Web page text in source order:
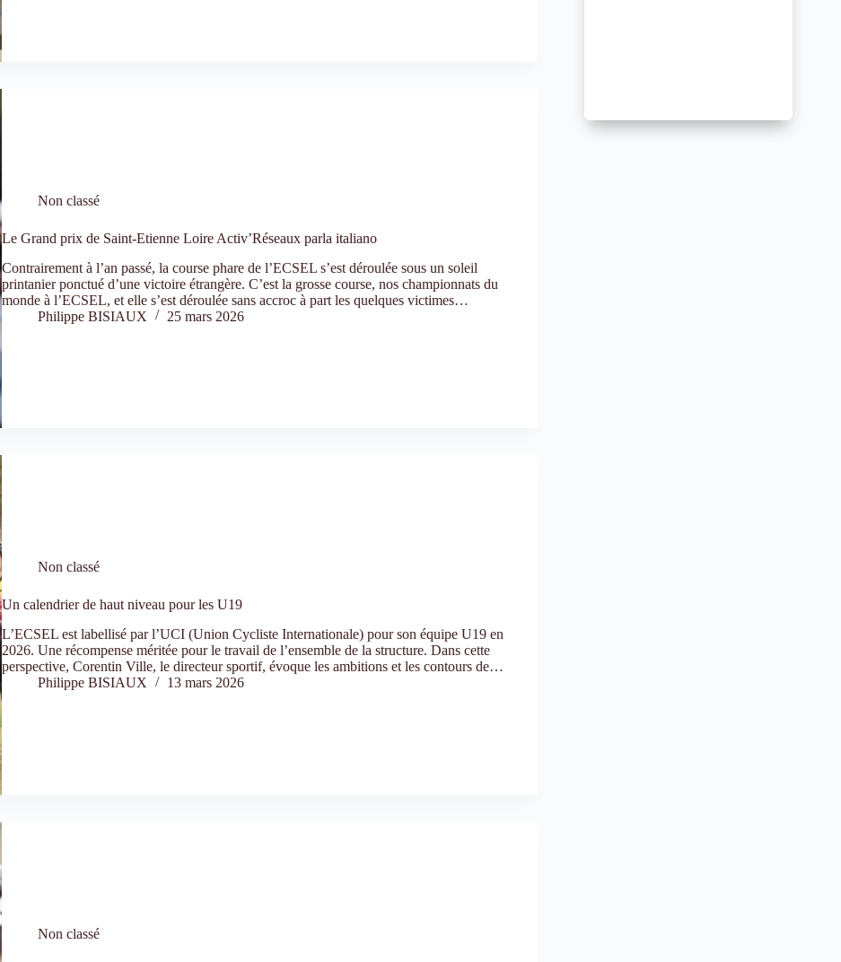
Non classé
Le Grand prix de Saint-Etienne Loire Activ’Réseaux parla italiano
Contrairement à l’an passé, la course phare de l’ECSEL s’est déroulée sous un soleil
printanier ponctué d’une victoire étrangère. C’est la grosse course, nos championnats du
monde à l’ECSEL, et elle s’est déroulée sans accroc à part les quelques victimes…
Philippe BISIAUX
25 mars 2026
Non classé
Un calendrier de haut niveau pour les U19
L’ECSEL est labellisé par l’UCI (Union Cycliste Internationale) pour son équipe U19 en
2026. Une récompense méritée pour le travail de l’ensemble de la structure. Dans cette
perspective, Corentin Ville, le directeur sportif, évoque les ambitions et les contours de…
Philippe BISIAUX
13 mars 2026
Non classé